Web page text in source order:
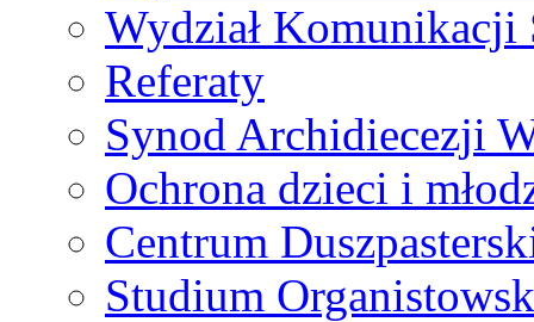
Wydział Komunikacji
Referaty
Synod Archidiecezji
Ochrona dzieci i
Centrum
Studium